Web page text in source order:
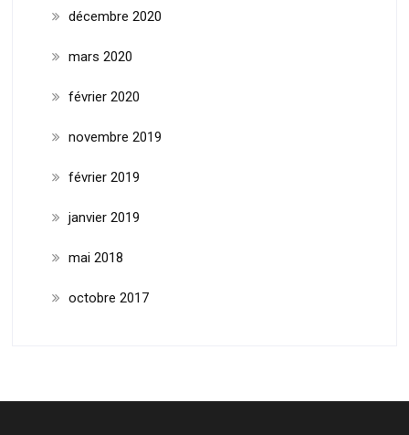
décembre 2020
mars 2020
février 2020
novembre 2019
février 2019
janvier 2019
mai 2018
octobre 2017